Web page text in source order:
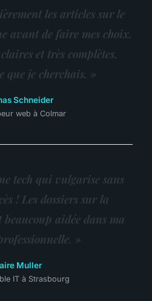
les articles sur le
avant de faire mes choix.
et très complètes,
que je cherchais. »
Schneider
web à Colmar
tech qui vulgarise sans
! Les dossiers sur la
aidée dans ma
»
Muller
IT à Strasbourg